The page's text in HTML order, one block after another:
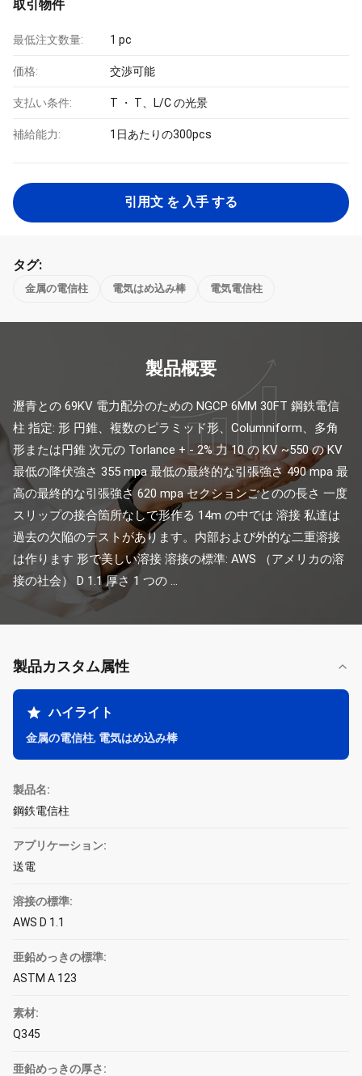
取引物件
最低注文数量: 1 pc
価格: 交渉可能
支払い条件: T ・ T、L/C の光景
補給能力: 1日あたりの300pcs
引用文 を 入手 する
タグ:
金属の電信柱 電気はめ込み棒 電気電信柱
製品概要
瀝青との 69KV 電力配分のための NGCP 6MM 30FT 鋼鉄電信
柱 指定: 形 円錐、複数のピラミッド形、Columniform、多角
形または円錐 次元の Torlance + - 2% 力 10 の KV ~550 の KV
最低の降伏強さ 355 mpa 最低の最終的な引張強さ 490 mpa 最
高の最終的な引張強さ 620 mpa セクションごとのの長さ 一度
スリップの接合箇所なしで形作る 14m の中では 溶接 私達は
過去の欠陥のテストがあります。内部および外的な二重溶接
は作ります 形で美しい溶接 溶接の標準: AWS （アメリカの溶
接の社会） D 1.1 厚さ 1 つの ...
製品カスタム属性
ハイライト
金属の電信柱, 電気はめ込み棒
製品名:
鋼鉄電信柱
アプリケーション:
送電
溶接の標準:
AWS D 1.1
亜鉛めっきの標準:
ASTM A 123
素材:
Q345
亜鉛めっきの厚さ: